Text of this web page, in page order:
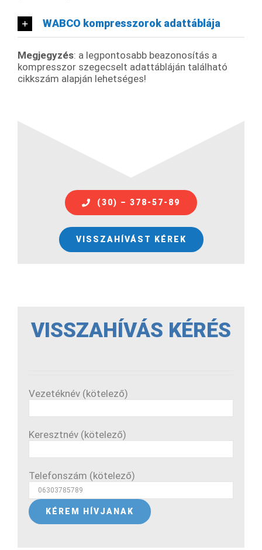
WABCO kompresszorok adattáblája
Megjegyzés: a legpontosabb beazonosítás a
kompresszor szegecselt adattábláján található
cikkszám alapján lehetséges!
(30) – 378-57-89
VISSZAHÍVÁST KÉREK
VISSZAHÍVÁS KÉRÉS
Vezetéknév (kötelező)
Keresztnév (kötelező)
Telefonszám (kötelező)